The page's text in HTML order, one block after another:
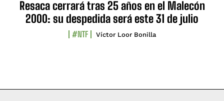
Resaca cerrará tras 25 años en el Malecón
2000: su despedida será este 31 de julio
#NTF Víctor Loor Bonilla